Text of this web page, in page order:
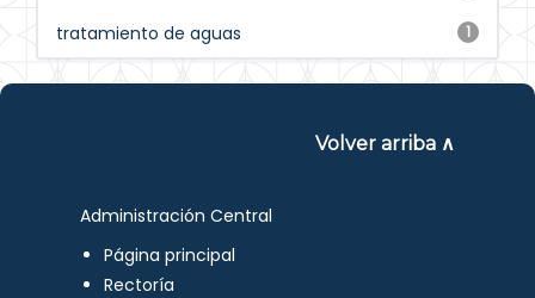
1
tratamiento de aguas
Volver arriba ∧
Administración Central
Página principal
Rectoría